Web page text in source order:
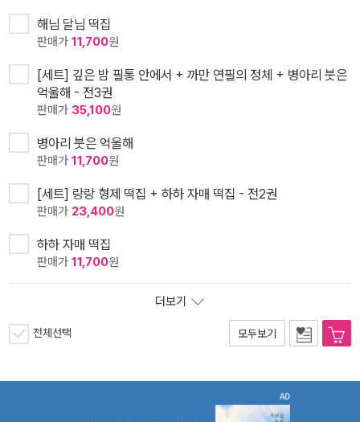
해님 달님 떡집
판매가 11,700원
[세트] 깊은 밤 필통 안에서 + 까만 연필의 정체 + 병아리 붓은
억울해 - 전3권
판매가 35,100원
병아리 붓은 억울해
판매가 11,700원
[세트] 랑랑 형제 떡집 + 하하 자매 떡집 - 전2권
판매가 23,400원
하하 자매 떡집
판매가 11,700원
더보기
전체선택 모두보기